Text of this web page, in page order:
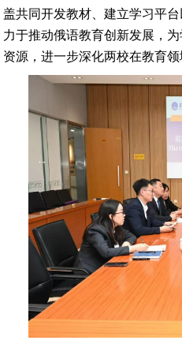
盖共同开发教材、建立学习平
力于推动俄语教育创新发展，
资源，进一步深化两校在教育领